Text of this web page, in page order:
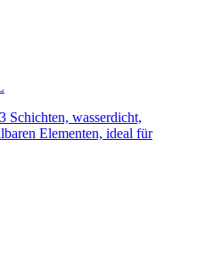
Schichten, wasserdicht,
Elementen, ideal für